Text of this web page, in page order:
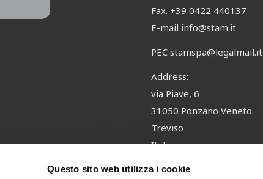
Questo sito web utilizza i cookie
Fax. +39 0422 440137
E-mail info@stam.it
PECstamspa@legalmail.it
Address:
via Piave, 6
31050 Ponzano Veneto
Treviso
Italia